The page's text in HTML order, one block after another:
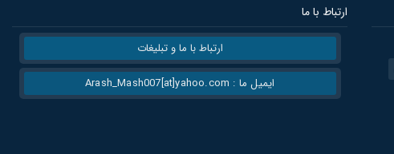
ارتباط با ما
ارتباط با ما و تبلیغات
ایمیل ما : Arash_Mash007[at]yahoo.com